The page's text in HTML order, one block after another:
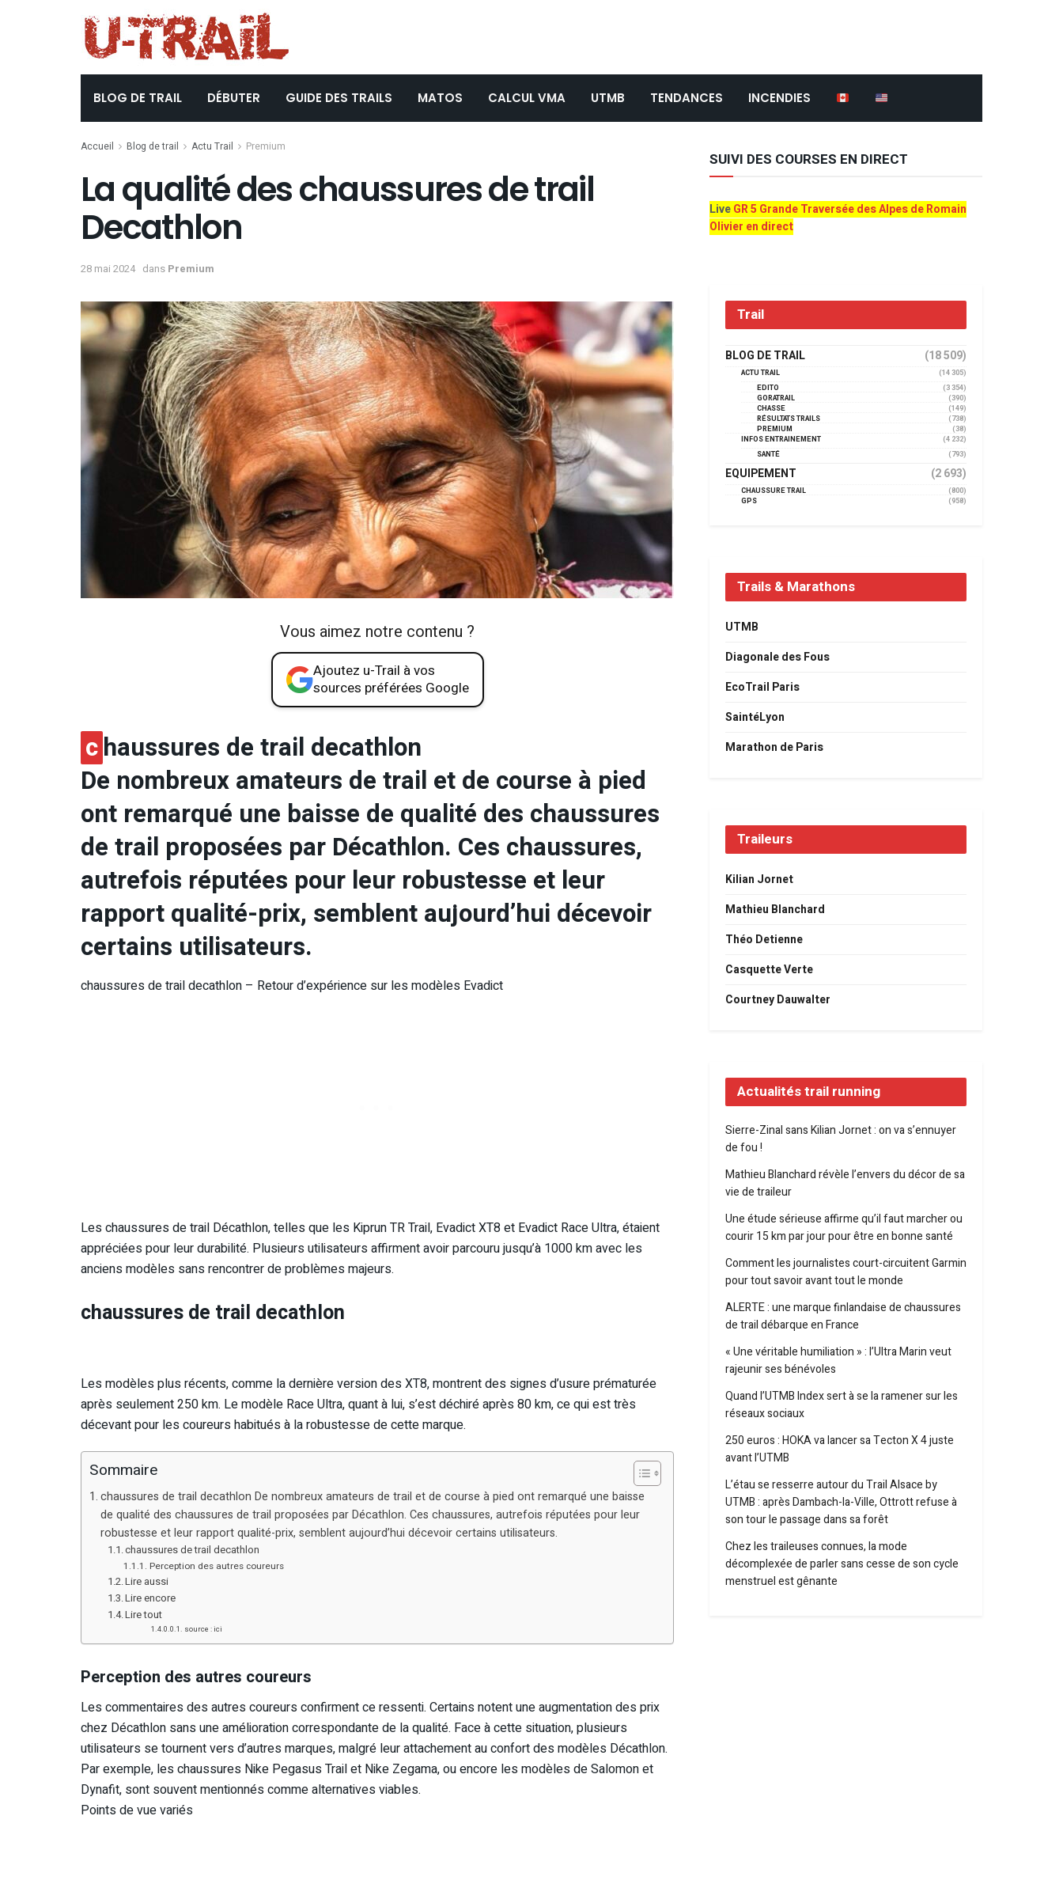
BLOG DE TRAIL DÉBUTER GUIDE DES TRAILS MATOS CALCUL VMA UTMB TENDANCES INCENDIES
Accueil Blog de trail Actu Trail Premium
La qualité des chaussures de trail
Decathlon
28 mai 2024 dans Premium
Vous aimez notre contenu ?
Ajoutez u-Trail à vos
sources préférées Google
chaussures de trail decathlon
De nombreux amateurs de trail et de course à pied
ont remarqué une baisse de qualité des chaussures
de trail proposées par Décathlon. Ces chaussures,
autrefois réputées pour leur robustesse et leur
rapport qualité-prix, semblent aujourd’hui décevoir
certains utilisateurs.
chaussures de trail decathlon – Retour d’expérience sur les modèles Evadict
Les chaussures de trail Décathlon, telles que les Kiprun TR Trail, Evadict XT8 et Evadict Race Ultra, étaient
appréciées pour leur durabilité. Plusieurs utilisateurs affirment avoir parcouru jusqu’à 1000 km avec les
anciens modèles sans rencontrer de problèmes majeurs.
chaussures de trail decathlon
Les modèles plus récents, comme la dernière version des XT8, montrent des signes d’usure prématurée
après seulement 250 km. Le modèle Race Ultra, quant à lui, s’est déchiré après 80 km, ce qui est très
décevant pour les coureurs habitués à la robustesse de cette marque.
Sommaire
chaussures de trail decathlon De nombreux amateurs de trail et de course à pied ont remarqué une baisse
de qualité des chaussures de trail proposées par Décathlon. Ces chaussures, autrefois réputées pour leur
robustesse et leur rapport qualité-prix, semblent aujourd’hui décevoir certains utilisateurs.
chaussures de trail decathlon
Perception des autres coureurs
Lire aussi
Lire encore
Lire tout
source : ici
Perception des autres coureurs
Les commentaires des autres coureurs confirment ce ressenti. Certains notent une augmentation des prix
chez Décathlon sans une amélioration correspondante de la qualité. Face à cette situation, plusieurs
utilisateurs se tournent vers d’autres marques, malgré leur attachement au confort des modèles Décathlon.
Par exemple, les chaussures Nike Pegasus Trail et Nike Zegama, ou encore les modèles de Salomon et
Dynafit, sont souvent mentionnés comme alternatives viables.
Points de vue variés
SUIVI DES COURSES EN DIRECT
LiveGR 5 Grande Traversée des Alpes de Romain
Olivier en direct
Trail
BLOG DE TRAIL (18 509)
ACTU TRAIL
(14 305)
EDITO
(3 354)
GORATRAIL
(390)
CHASSE
(149)
RÉSULTATS TRAILS
(738)
PREMIUM
(38)
INFOS ENTRAINEMENT
(4 232)
SANTÉ
(793)
EQUIPEMENT (2 693)
CHAUSSURE TRAIL
(800)
GPS
(958)
Trails & Marathons
UTMB
Diagonale des Fous
EcoTrail Paris
SaintéLyon
Marathon de Paris
Traileurs
Kilian Jornet
Mathieu Blanchard
Théo Detienne
Casquette Verte
Courtney Dauwalter
Actualités trail running
Sierre-Zinal sans Kilian Jornet : on va s’ennuyer
de fou !
Mathieu Blanchard révèle l’envers du décor de sa
vie de traileur
Une étude sérieuse affirme qu’il faut marcher ou
courir 15 km par jour pour être en bonne santé
Comment les journalistes court-circuitent Garmin
pour tout savoir avant tout le monde
ALERTE : une marque finlandaise de chaussures
de trail débarque en France
« Une véritable humiliation » : l’Ultra Marin veut
rajeunir ses bénévoles
Quand l’UTMB Index sert à se la ramener sur les
réseaux sociaux
250 euros : HOKA va lancer sa Tecton X 4 juste
avant l’UTMB
L’étau se resserre autour du Trail Alsace by
UTMB : après Dambach-la-Ville, Ottrott refuse à
son tour le passage dans sa forêt
Chez les traileuses connues, la mode
décomplexée de parler sans cesse de son cycle
menstruel est gênante